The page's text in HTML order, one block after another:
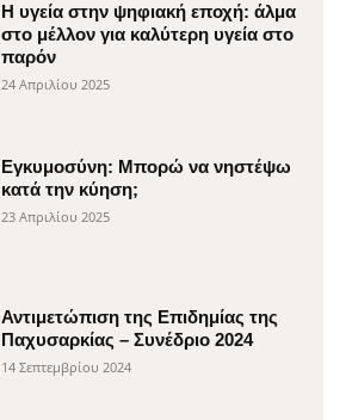
H υγεία στην ψηφιακή εποχή: άλμα
στο μέλλον για καλύτερη υγεία στο
παρόν
24 Απριλίου 2025
Εγκυμοσύνη: Μπορώ να νηστέψω
κατά την κύηση;
23 Απριλίου 2025
Αντιμετώπιση της Επιδημίας της
Παχυσαρκίας – Συνέδριο 2024
14 Σεπτεμβρίου 2024